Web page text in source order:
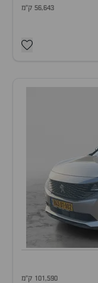
56,643 ק"מ
101,590 ק"מ